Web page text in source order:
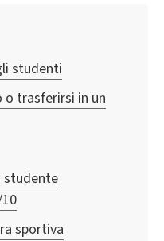
studenti
o trasferirsi in un
studente
sportiva